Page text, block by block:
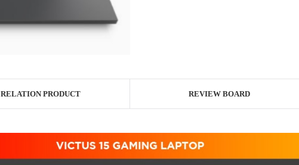
RELATION PRODUCT REVIEW BOARD